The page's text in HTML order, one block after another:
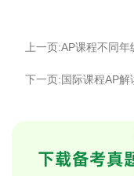
上一页:AP课程不同
下一页:国际课程AP解
下载备考真